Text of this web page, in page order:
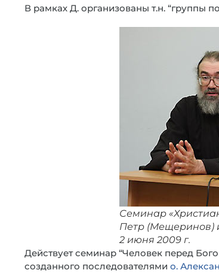
В рамках Д. организованы т.н. “группы
Семинар
Петр (Мещеринов)
2 июня 2009 г.
Действует семинар “Человек перед
созданного последователями о.